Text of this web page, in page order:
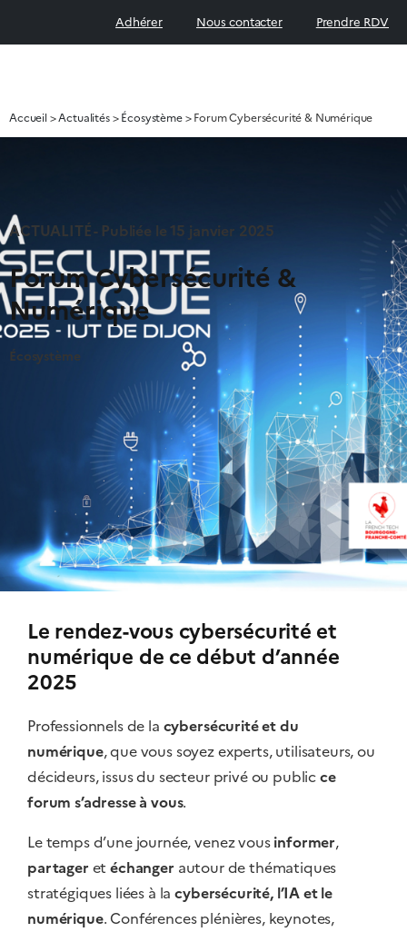
Adhérer Nous contacter Prendre RDV
Accueil >Actualités>Écosystème>Forum Cybersécurité & Numérique
ACTUALITÉ - Publiée le 15 janvier 2025
Forum Cybersécurité &
Numérique
Écosystème
Le rendez-vous cybersécurité et
numérique de ce début d’année
2025
Professionnels de la cybersécurité et du
numérique, que vous soyez experts, utilisateurs, ou
décideurs, issus du secteur privé ou publicce
forum s’adresse à vous.
Le temps d’une journée, venez vousinformer,
partager etéchanger autour de thématiques
stratégiques liées à lacybersécurité, l’IA et le
numérique. Conférences plénières, keynotes,